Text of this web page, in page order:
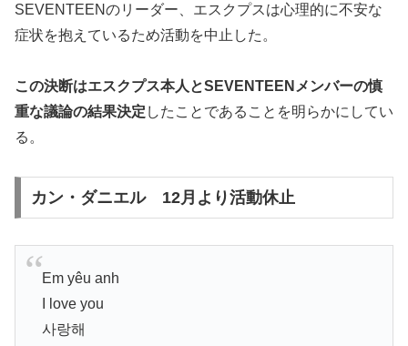
SEVENTEENのリーダー、エスクプスは心理的に不安な
症状を抱えているため活動を中止した。
この決断はエスクプス本人とSEVENTEENメンバーの慎
重な議論の結果決定 したことであることを明らかにしてい
る。
カン・ダニエル 12月より活動休止
Em yêu anh
I love you
사랑해